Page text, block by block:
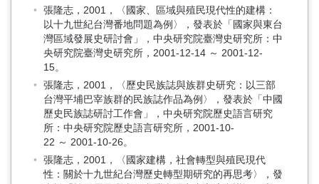
張隆志，2001，〈國家、區域與殖民現代性的建構：
以十九世紀台灣番地問題為例〉，發表於「國家與東台
灣區域發展史研討會」，中央研究院臺灣史研究所：中
央研究院臺灣史研究所，2001-12-14 ～ 2001-12-
15。
張隆志，2001，〈歷史民族誌與族群史研究：以三部
台灣平埔巴宰族群的民族誌作品為例〉，發表於「中國
歷史民族誌研討工作會」，中央研究院歷史語言研究
所：中央研究院歷史語言研究所，2001-10-
22 ～ 2001-10-26。
張隆志，2001，〈國家建構，社會轉型與殖民現代
性：關於十九世紀台灣歷史轉型期研究的再思考〉，發